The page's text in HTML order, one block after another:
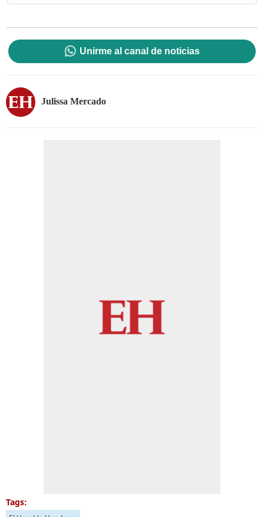
Unirme al canal de noticias
Julissa Mercado
Tags: